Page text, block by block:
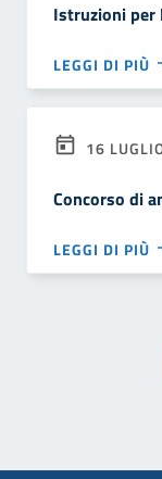
Istruzioni per
LEGGI DI PIÙ
16
Concorso di
LEGGI DI PIÙ